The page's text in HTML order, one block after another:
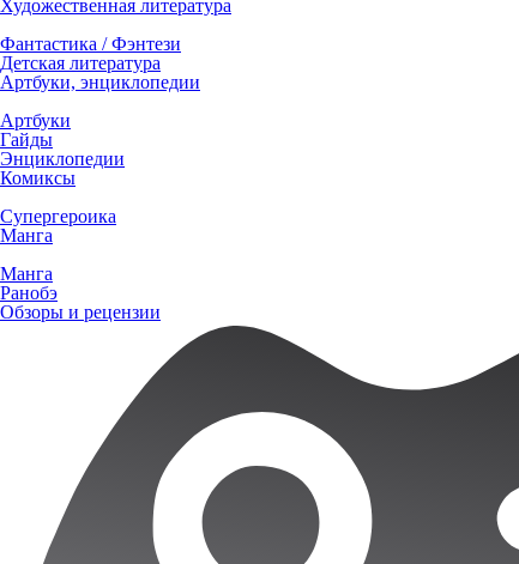
Художественная литература
Фантастика / Фэнтези
Детская литература
Артбуки, энциклопедии
Артбуки
Гайды
Энциклопедии
Комиксы
Супергероика
Манга
Манга
Ранобэ
Обзоры и рецензии